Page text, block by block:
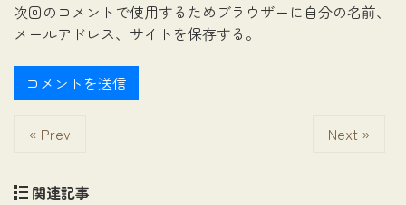
次回のコメントで使用するためブラウザーに自分の名前、
メールアドレス、サイトを保存する。
« Prev Next »
関連記事